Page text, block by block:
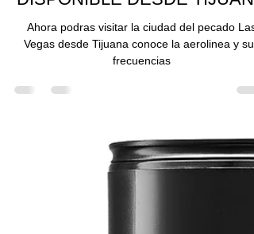
Angel Medina
LAS VEGAS | PRONTO
frecuencias